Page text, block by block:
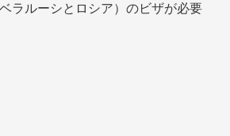
ラルーシとロシア）のビザが必要